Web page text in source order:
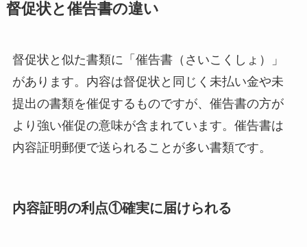
督促状と催告書の違い
督促状と似た書類に「催告書（さいこくしょ）」
があります。内容は督促状と同じく未払い金や未
提出の書類を催促するものですが、催告書の方が
より強い催促の意味が含まれています。催告書は
内容証明郵便で送られることが多い書類です。
内容証明の利点①確実に届けられる